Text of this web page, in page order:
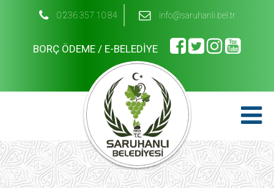
0 236 357 10 84 info@saruhanli.bel.tr
BORÇ ÖDEME / E-BELEDİYE